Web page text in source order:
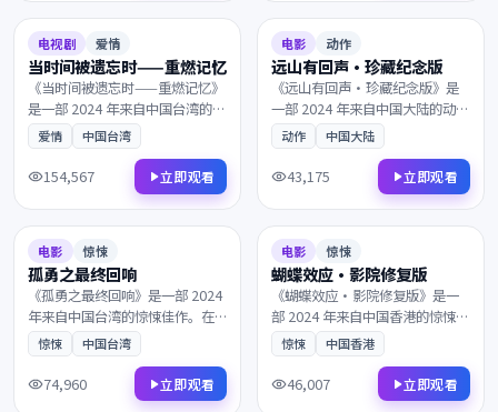
过。
7.1
电视剧 爱情
当时间被遗忘时——重燃记忆
《当时间被遗忘时——重燃记忆》
是一部 2024 年来自中国台湾的爱
情佳作。当所有人都以为故事已
经结束，层层迷雾最终通向意想
不到的结局。值得在大银幕上反
复品味的诚意之作，影迷不容错
过。
爱情 中国台湾
154,567 立即观看
8.6
电影 动作
远山有回声·珍藏纪念版
《远山有回声·珍藏纪念版》是
一部 2024 年来自中国大陆的动作
佳作。一通来自陌生人的电话打
破了平静，所有线索最终指向一
个无法回避的抉择。兼具商业类
型片的爽感与艺术片的余韵，影
迷不容错过。
动作 中国大陆
43,175 立即观看
6.9
电影 惊悚
孤勇之最终回响
《孤勇之最终回响》是一部 2024
年来自中国台湾的惊悚佳作。在
霓虹与雨水交织的都市，一段尘
封多年的往事被缓缓揭开。画面
质感极具电影感，观影体验沉浸
而难忘，影迷不容错过。
惊悚 中国台湾
74,960 立即观看
9.1
电影 惊悚
蝴蝶效应·影院修复版
《蝴蝶效应·影院修复版》是一
部 2024 年来自中国香港的惊悚佳
作。一通来自陌生人的电话打破
了平静，父子在沉默中重新认识
彼此。叙事节奏张弛有度，演员
表演收放自如，影迷不容错过。
惊悚 中国香港
46,007 立即观看